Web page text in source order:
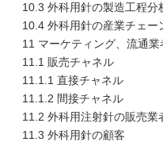
10.3 外科用針の製造工程分
10.4 外科用針の産業チェー
11 マーケティング、流通業
11.1 販売チャネル
11.1.1 直接チャネル
11.1.2 間接チャネル
11.2 外科用注射針の販売業
11.3 外科用針の顧客